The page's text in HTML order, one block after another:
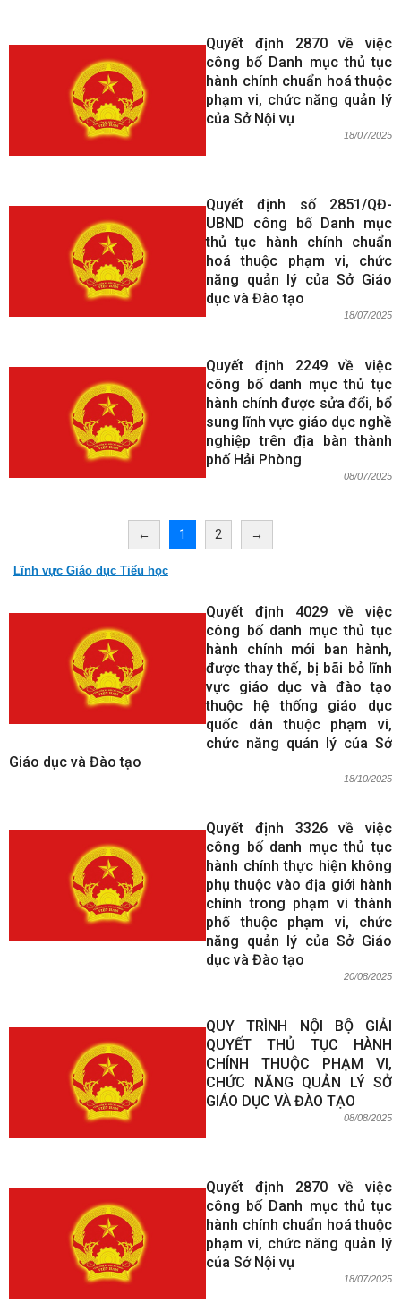
Quyết định 2870 về việc
công bố Danh mục thủ tục
hành chính chuẩn hoá thuộc
phạm vi, chức năng quản lý
của Sở Nội vụ
18/07/2025
Quyết định số 2851/QĐ-
UBND công bố Danh mục
thủ tục hành chính chuẩn
hoá thuộc phạm vi, chức
năng quản lý của Sở Giáo
dục và Đào tạo
18/07/2025
Quyết định 2249 về việc
công bố danh mục thủ tục
hành chính được sửa đổi, bổ
sung lĩnh vực giáo dục nghề
nghiệp trên địa bàn thành
phố Hải Phòng
08/07/2025
← 1 2 →
Lĩnh vực Giáo dục Tiểu học
Quyết định 4029 về việc
công bố danh mục thủ tục
hành chính mới ban hành,
được thay thế, bị bãi bỏ lĩnh
vực giáo dục và đào tạo
thuộc hệ thống giáo dục
quốc dân thuộc phạm vi,
chức năng quản lý của Sở
Giáo dục và Đào tạo
18/10/2025
Quyết định 3326 về việc
công bố danh mục thủ tục
hành chính thực hiện không
phụ thuộc vào địa giới hành
chính trong phạm vi thành
phố thuộc phạm vi, chức
năng quản lý của Sở Giáo
dục và Đào tạo
20/08/2025
QUY TRÌNH NỘI BỘ GIẢI
QUYẾT THỦ TỤC HÀNH
CHÍNH THUỘC PHẠM VI,
CHỨC NĂNG QUẢN LÝ SỞ
GIÁO DỤC VÀ ĐÀO TẠO
08/08/2025
Quyết định 2870 về việc
công bố Danh mục thủ tục
hành chính chuẩn hoá thuộc
phạm vi, chức năng quản lý
của Sở Nội vụ
18/07/2025